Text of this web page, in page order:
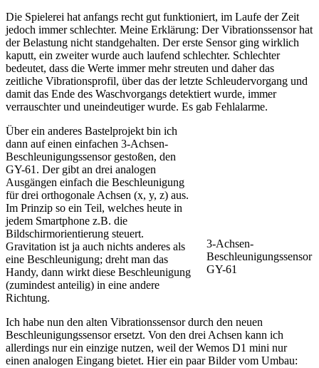
Die Spielerei hat anfangs recht gut funktioniert, im Laufe der Zeit
jedoch immer schlechter. Meine Erklärung: Der Vibrationssensor hat
der Belastung nicht standgehalten. Der erste Sensor ging wirklich
kaputt, ein zweiter wurde auch laufend schlechter. Schlechter
bedeutet, dass die Werte immer mehr streuten und daher das
zeitliche Vibrationsprofil, über das der letzte Schleudervorgang und
damit das Ende des Waschvorgangs detektiert wurde, immer
verrauschter und uneindeutiger wurde. Es gab Fehlalarme.
3-Achsen-
Beschleunigungssensor
GY-61
Über ein anderes Bastelprojekt bin ich
dann auf einen einfachen 3-Achsen-
Beschleunigungssensor gestoßen, den
GY-61. Der gibt an drei analogen
Ausgängen einfach die Beschleunigung
für drei orthogonale Achsen (x, y, z) aus.
Im Prinzip so ein Teil, welches heute in
jedem Smartphone z.B. die
Bildschirmorientierung steuert.
Gravitation ist ja auch nichts anderes als
eine Beschleunigung; dreht man das
Handy, dann wirkt diese Beschleunigung
(zumindest anteilig) in eine andere
Richtung.
Ich habe nun den alten Vibrationssensor durch den neuen
Beschleunigungssensor ersetzt. Von den drei Achsen kann ich
allerdings nur ein einzige nutzen, weil der Wemos D1 mini nur
einen analogen Eingang bietet. Hier ein paar Bilder vom Umbau: